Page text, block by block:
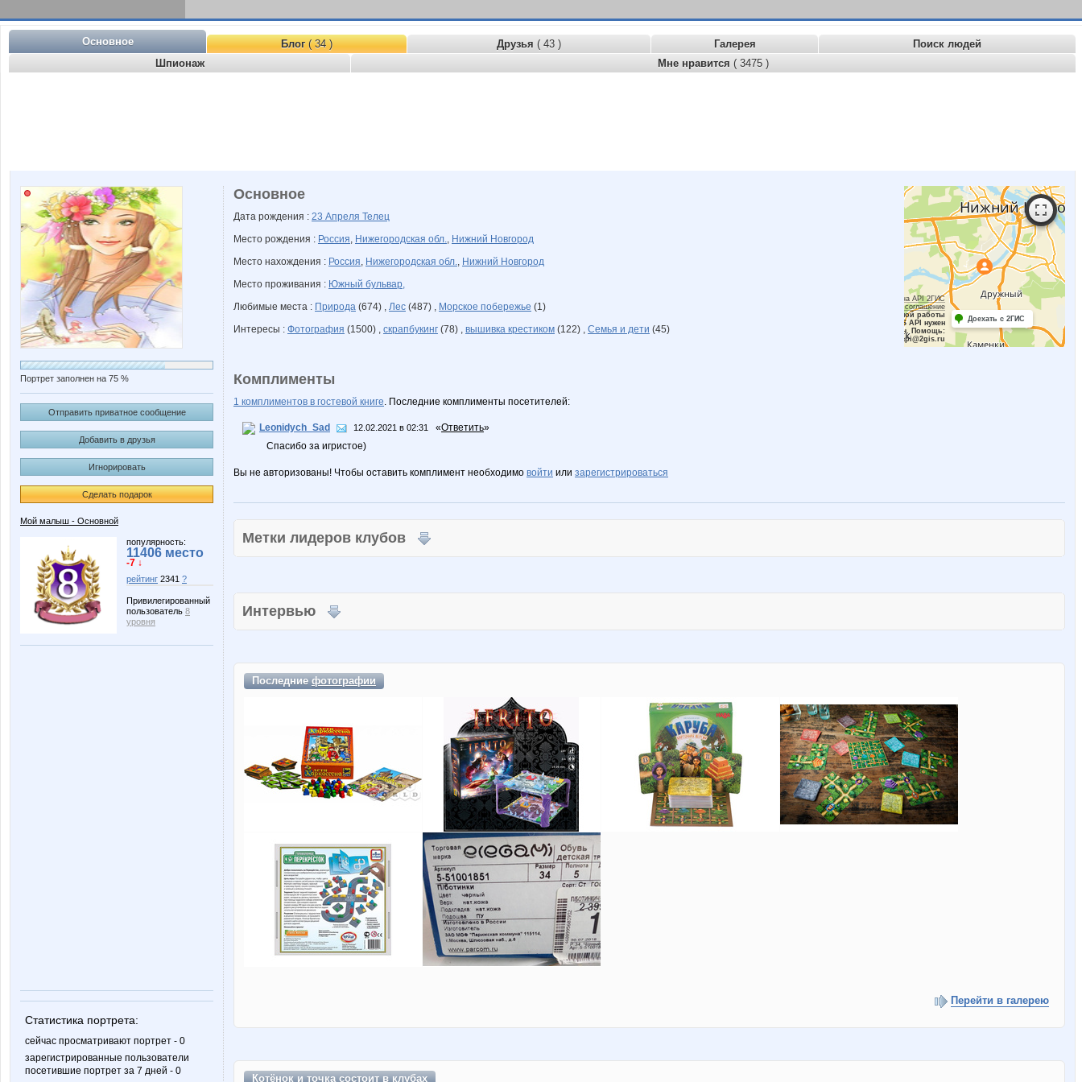
Основное Блог( 34 ) Друзья ( 43 ) Галерея
Поиск людей
Шпионаж
Мне нравится ( 3475 )
Портрет заполнен на 75 %
Отправить приватное сообщение
Добавить в друзья
Игнорировать
Сделать подарок
Мой малыш - Основной
популярность:
11406 место
-7 ↓
рейтинг 2341 ?
Привилегированный
пользователь 8
уровня
Статистика портрета:
сейчас просматривают портрет - 0
зарегистрированные пользователи
посетившие портрет за 7 дней - 0
Работает на API 2ГИС
Лицензионное соглашение
Для корректной работы
Raster JS API нужен
ключ. Помощь:
api@2gis.ru
Доехать с 2ГИС
Основное
Дата рождения : 23 Апреля Телец
Место рождения : Россия, Нижегородская обл., Нижний Новгород
Место нахождения : Россия, Нижегородская обл., Нижний Новгород
Место проживания : Южный бульвар,
Любимые места : Природа (674) , Лес (487) , Морское побережье (1)
Интересы : Фотография (1500) , скрапбукинг (78) , вышивка крестиком (122) , Семья и дети (45)
Комплименты
1 комплиментов в гостевой книге. Последние комплименты посетителей:
Leonidych_Sad 12.02.2021 в 02:31 «Ответить»
Спасибо за игристое)
Вы не авторизованы! Чтобы оставить комплимент необходимо войти или зарегистрироваться
Метки лидеров клубов
Интервью
Последниефотографии
Перейти в галерею
Котёнок и точка состоит вклубах